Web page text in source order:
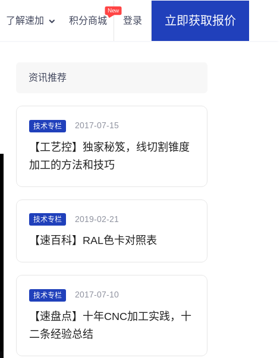
了解速加 积分商城
New
登录 立即获取报价
资讯推荐
技术专栏 2017-07-15
【工艺控】独家秘笈，线切割锥度
加工的方法和技巧
技术专栏 2019-02-21
【速百科】RAL色卡对照表
技术专栏 2017-07-10
【速盘点】十年CNC加工实践，十
二条经验总结